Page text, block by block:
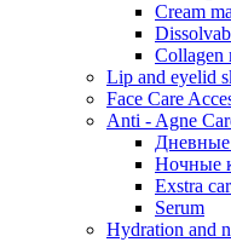
Cream
Collagen
Lip and eyelid
Face Care
Anti - Agne
Ночные
Exstra
Serum
Hydration and